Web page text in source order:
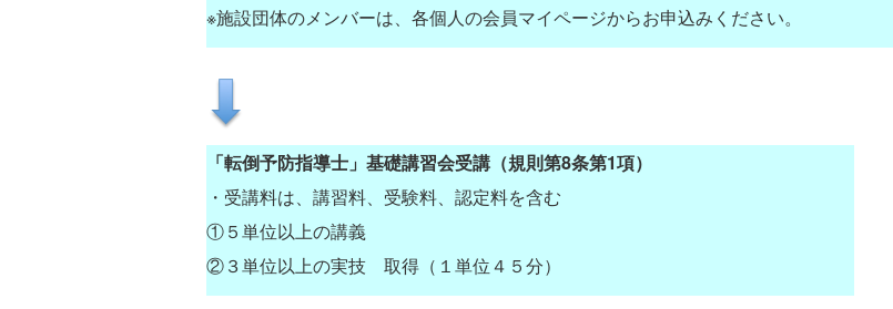
※施設団体のメンバーは、各個人の会員マイページからお申込みください。
「転倒予防指導士」基礎講習会受講（規則第8条第1項）
・受講料は、講習料、受験料、認定料を含む
①５単位以上の講義
②３単位以上の実技 取得（１単位４５分）